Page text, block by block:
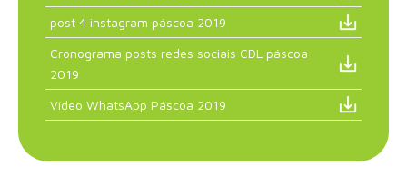
post 4 instagram páscoa 2019
Cronograma posts redes sociais CDL páscoa
2019
Vídeo WhatsApp Páscoa 2019